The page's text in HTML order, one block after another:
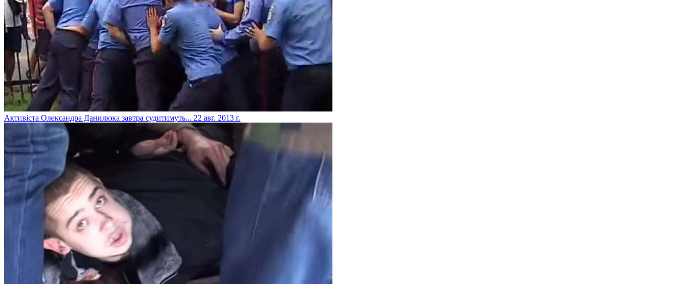
Активіста Олександра Данилюка завтра судитимуть... 22 авг. 2013 г.